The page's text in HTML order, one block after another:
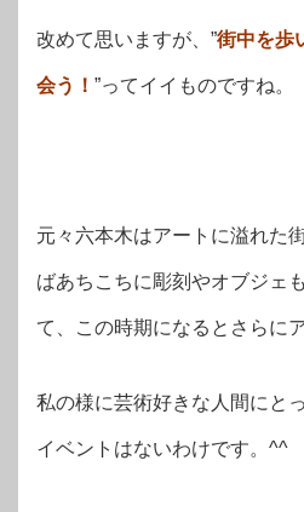
改めて思いますが、”街中を歩
会う！ ”ってイイものですね。
元々六本木はアートに溢れた
ばあちこちに彫刻やオブジェ
て、この時期になるとさらに
私の様に芸術好きな人間にと
イベントはないわけです。^^